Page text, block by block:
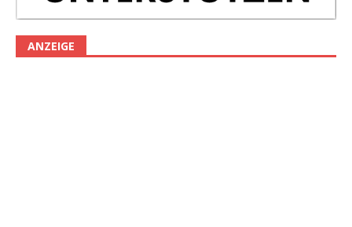
ANZEIGE